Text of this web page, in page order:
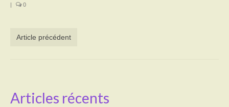
Tourisme
Poésie
| 0
Article précédent
Articles récents